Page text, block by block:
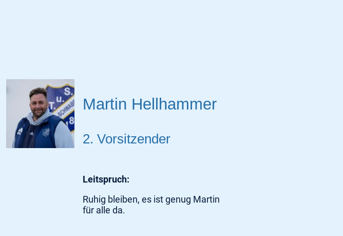
Martin Hellhammer
2. Vorsitzender
Leitspruch:
Ruhig bleiben, es ist genug Martin
für alle da.